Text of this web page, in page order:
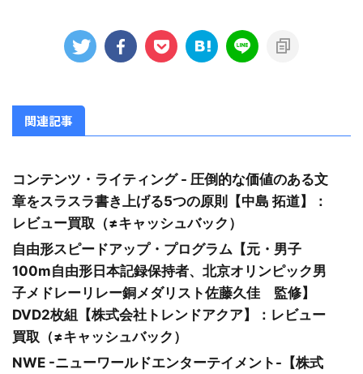
関連記事
コンテンツ・ライティング - 圧倒的な価値のある文
章をスラスラ書き上げる5つの原則【中島 拓道】：
レビュー買取（≠キャッシュバック）
自由形スピードアップ・プログラム【元・男子
100m自由形日本記録保持者、北京オリンピック男
子メドレーリレー銅メダリスト佐藤久佳 監修】
DVD2枚組【株式会社トレンドアクア】：レビュー
買取（≠キャッシュバック）
NWE -ニューワールドエンターテイメント-【株式